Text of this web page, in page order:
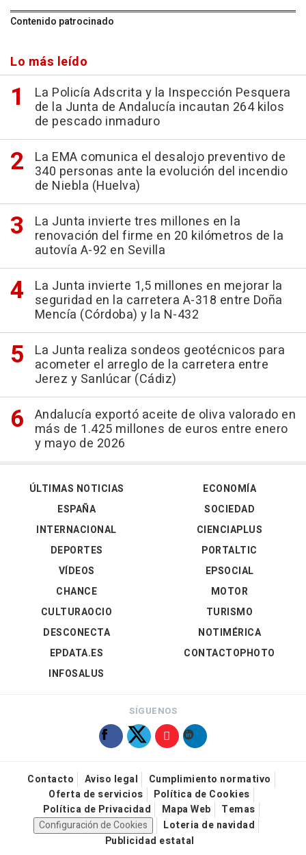
Contenido patrocinado
Lo más leído
La Policía Adscrita y la Inspección Pesquera
de la Junta de Andalucía incautan 264 kilos
de pescado inmaduro
La EMA comunica el desalojo preventivo de
340 personas ante la evolución del incendio
de Niebla (Huelva)
La Junta invierte tres millones en la
renovación del firme en 20 kilómetros de la
autovía A-92 en Sevilla
La Junta invierte 1,5 millones en mejorar la
seguridad en la carretera A-318 entre Doña
Mencía (Córdoba) y la N-432
La Junta realiza sondeos geotécnicos para
acometer el arreglo de la carretera entre
Jerez y Sanlúcar (Cádiz)
Andalucía exportó aceite de oliva valorado en
más de 1.425 millones de euros entre enero
y mayo de 2026
ÚLTIMAS NOTICIAS
ESPAÑA
INTERNACIONAL
DEPORTES
VÍDEOS
ECONOMÍA
SOCIEDAD
CIENCIAPLUS
PORTALTIC
EPSOCIAL
CHANCE
CULTURAOCIO
DESCONECTA
EPDATA.ES
INFOSALUS
MOTOR
TURISMO
NOTIMÉRICA
CONTACTOPHOTO
SÍGUENOS
Contacto Aviso legal
Cumplimiento normativo
Oferta de servicios
Política de Cookies
Política de Privacidad
Mapa Web
Temas
Configuración de Cookies
Loteria de navidad
Publicidad estatal